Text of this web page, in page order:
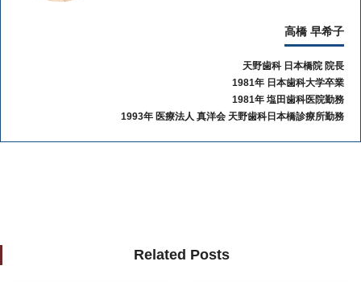
高橋 早希子
天野歯科 日本橋院 院長
1981年 日本歯科大学卒業
1981年 塩田歯科医院勤務
1993年 医療法人 真洋会 天野歯科日本橋診療所勤務
Related Posts